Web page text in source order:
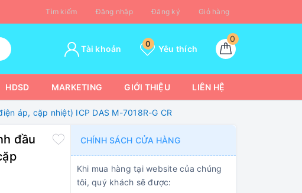
Tìm kiếm Đăng nhập Đăng ký Giỏ hàng
0
Yêu thích
0
Tài khoản
HDSD MARKETING GIỚI THIỆU LIÊN HỆ
áp, cặp nhiệt) ICP DAS M-7018R-G CR
đầu
CHÍNH SÁCH CỬA HÀNG
Khi mua hàng tại website của chúng
tôi, quý khách sẽ được: